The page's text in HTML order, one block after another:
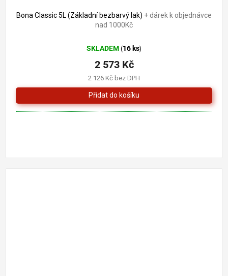
Bona Classic 5L (Základní bezbarvý lak) + dárek k objednávce
nad 1000Kč
SKLADEM (16 ks)
2 126 Kč bez DPH
2 573 Kč